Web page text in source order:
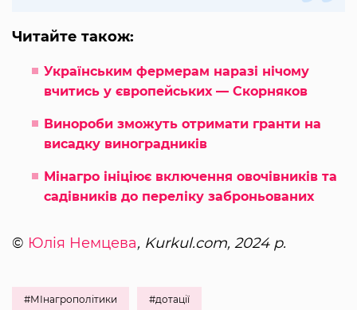
Читайте також:
Українським фермерам наразі нічому
вчитись у європейських — Скорняков
Винороби зможуть отримати гранти на
висадку виноградників
Мінагро ініціює включення овочівників та
садівників до переліку заброньованих
© Юлія Немцева, Kurkul.com, 2024 р.
#МІнагрополітики #дотації